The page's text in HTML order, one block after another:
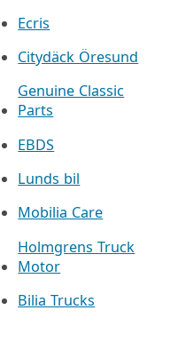
Ecris
Citydäck Öresund
Genuine Classic
Parts
EBDS
Lunds bil
Mobilia Care
Holmgrens Truck
Motor
Bilia Trucks